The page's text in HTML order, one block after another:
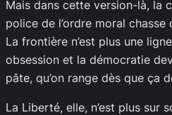
Mais dans cette version-là, la
police de l’ordre moral chasse
La frontière n’est plus une
obsession et la démocratie
pâte, qu’on range dès que ça
La Liberté, elle, n’est plus sur